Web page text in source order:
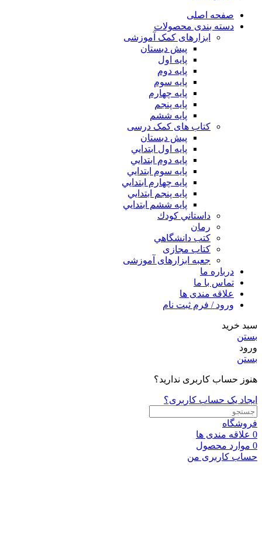
صفحه اصلی
دسته بندی محصولات
ابزارهای کمک آموزشی
پیش دبستان
پایه اول
پایه دوم
پایه سوم
پایه چهارم
پايه پنجم
پایه ششم
کتاب های کمک درسی
پیش دبستان
پايه اول ابتدايي
پايه دوم ابتدايي
پايه سوم ابتدايي
پايه چهارم ابتدايي
پايه پنجم ابتدايي
پايه ششم ابتدايي
داستاني كودك
رمان
كتب دانشگاهي
کتاب مجازی
جعبه ابزارهای آموزشی
درباره ما
تماس با ما
علاقه مندی ها
ورود / فرم ثبت نام
سبد خرید
بستن
ورود
بستن
هنوز حساب کاربری ندارید؟
ایجاد یک حساب کاربری؟
فروشگاه
0 علاقه مندی ها
0 موارد محصول
حساب کاربری من